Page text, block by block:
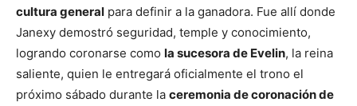
cultura general para definir a la ganadora. Fue allí donde
Janexy demostró seguridad, temple y conocimiento,
logrando coronarse como la sucesora de Evelin, la reina
saliente, quien le entregará oficialmente el trono el
próximo sábado durante la ceremonia de coronación de